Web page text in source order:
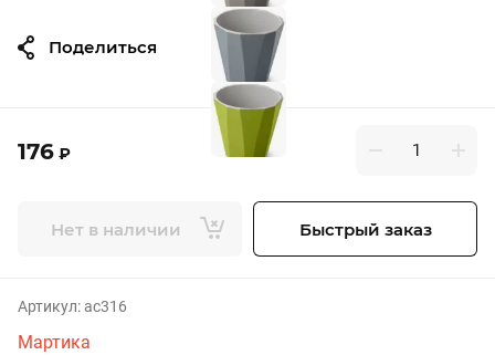
176 ₽
Нет в наличии Быстрый заказ
Артикул:ас316
Мартика
Поделиться